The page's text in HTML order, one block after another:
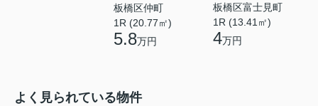
板橋区仲町
1R (20.77㎡)
5.8万円
板橋区富士見町
1R (13.41㎡)
4万円
よく見られている物件